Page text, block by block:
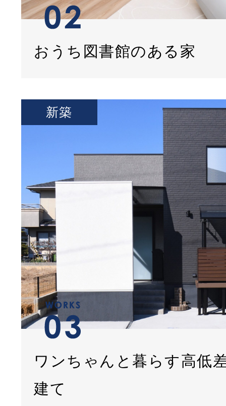
おうち図書館のある家
ワンちゃんと暮らす高低
建て
新築